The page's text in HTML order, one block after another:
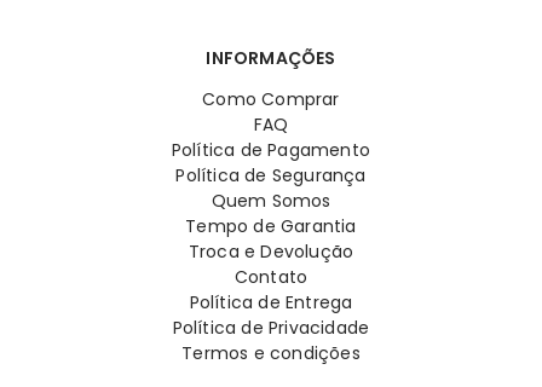
INFORMAÇÕES
Como Comprar
FAQ
Política de Pagamento
Política de Segurança
Quem Somos
Tempo de Garantia
Troca e Devolução
Contato
Política de Entrega
Política de Privacidade
Termos e condições